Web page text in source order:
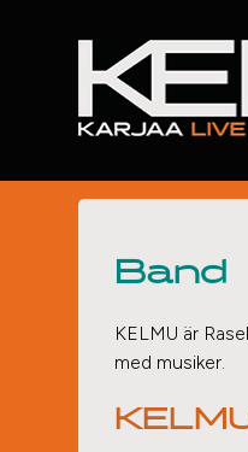
Band
KELMU är
med musiker.